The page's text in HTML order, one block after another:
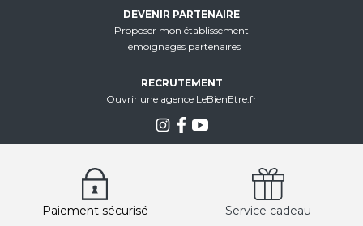
DEVENIR PARTENAIRE
Proposer mon établissement
Témoignages partenaires
RECRUTEMENT
Ouvrir une agence LeBienEtre.fr
Paiement sécurisé Service cadeau